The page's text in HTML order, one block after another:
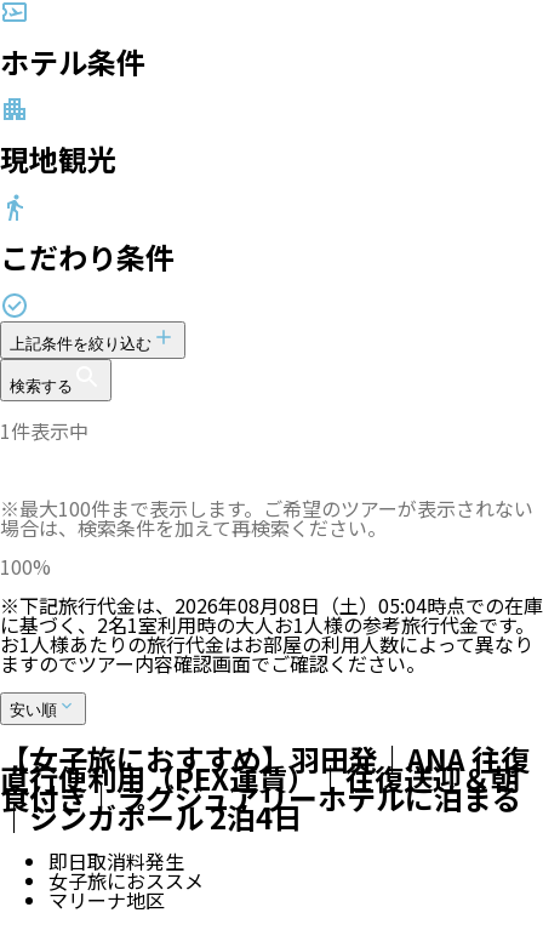
ホテル条件
現地観光
こだわり条件
上記条件を絞り込む
検索する
1件表示中
※最大100件まで表示します。ご希望のツアーが表示されない
場合は、検索条件を加えて再検索ください。
100%
※下記旅行代金は、 2026年08月08日（土）05:04時点での在庫
に基づく、2名1室利用時の大人お1人様の参考旅行代金です。
お1人様あたりの旅行代金はお部屋の利用人数によって異なり
ますのでツアー内容確認画面でご確認ください。
安い順
【女子旅におすすめ】羽田発｜ANA 往復
直行便利用（PEX運賃）｜往復送迎＆朝
食付き｜ラグジュアリーホテルに泊まる
｜シンガポール 2泊4日
即日取消料発生
女子旅におススメ
マリーナ地区